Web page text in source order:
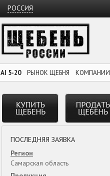
РОССИЯ
AI 5-20 РЫНОК ЩЕБНЯ КОМПАНИИ
ПОСЛЕДНЯЯ ЗАЯВКА
Регион
Самарская область